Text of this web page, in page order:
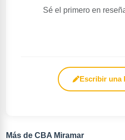
Sé el primero en
Escribir una
Más de CBA Miramar